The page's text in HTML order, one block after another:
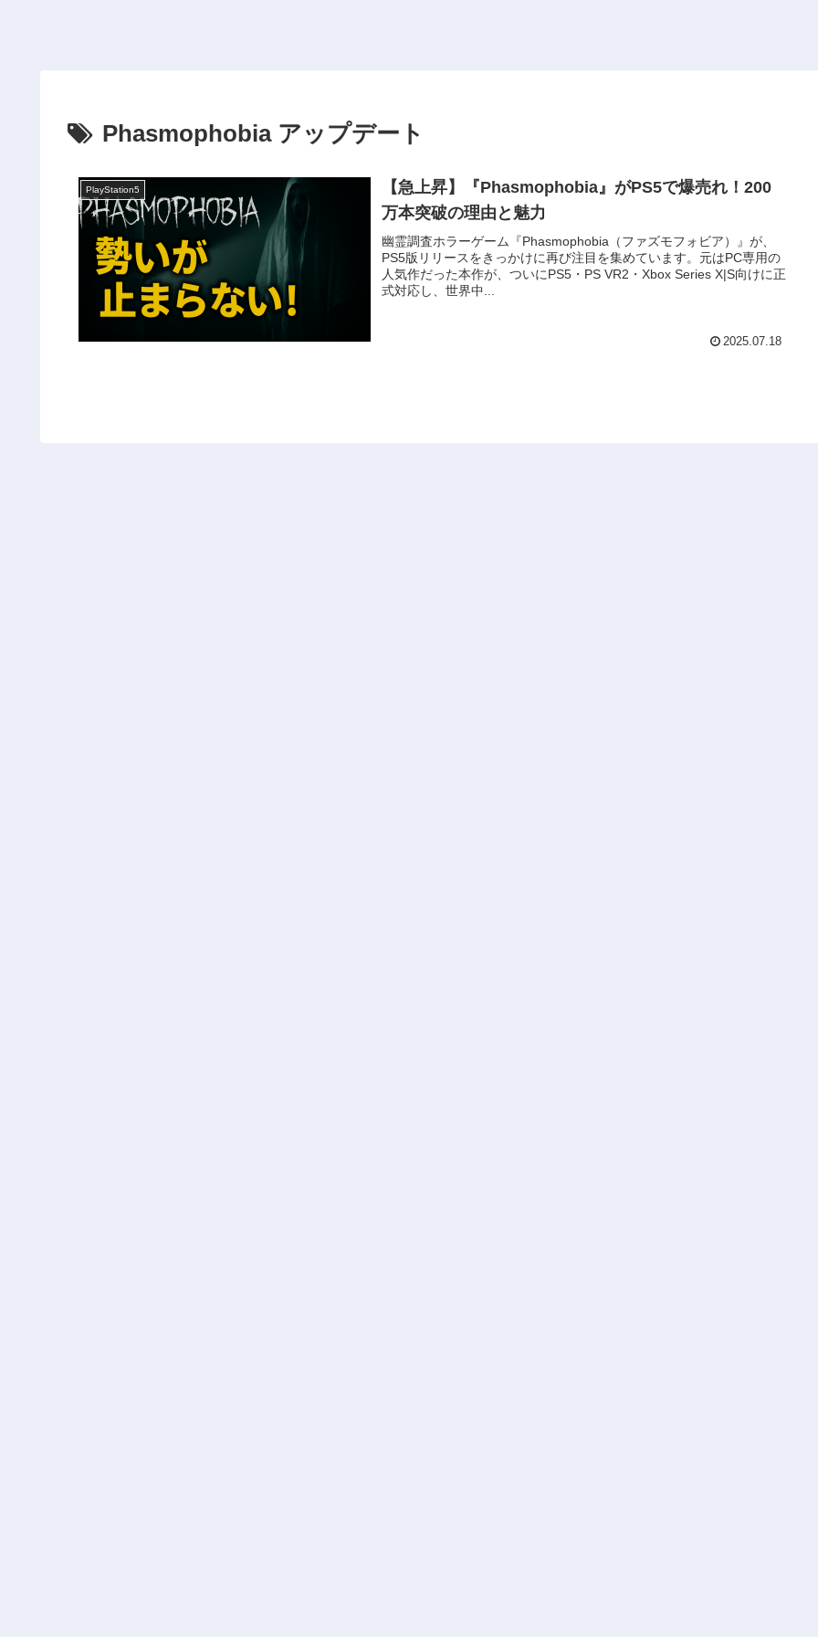
Phasmophobia アップデート
PlayStation5
【急上昇】『Phasmophobia』がPS5で爆売れ！200
万本突破の理由と魅力
幽霊調査ホラーゲーム『Phasmophobia（ファズモフォビア）』が、
PS5版リリースをきっかけに再び注目を集めています。元はPC専用の
人気作だった本作が、ついにPS5・PS VR2・Xbox Series X|S向けに正
式対応し、世界中...
2025.07.18